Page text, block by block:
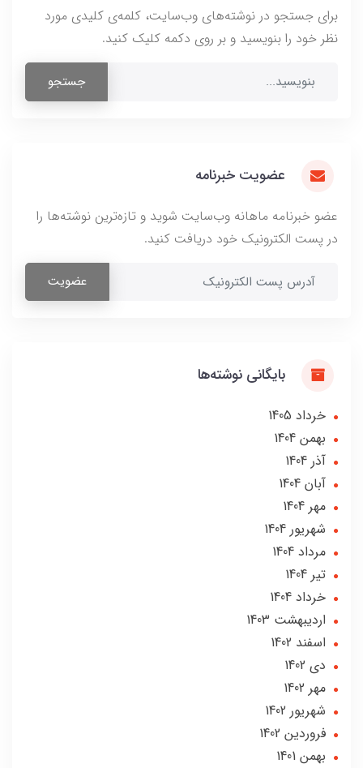
برای جستجو در نوشته‌های وب‌سایت، کلمه‌ی کلیدی مورد
نظر خود را بنویسید و بر روی دکمه کلیک کنید.
جستجو
عضویت خبرنامه
عضو خبرنامه ماهانه وب‌سایت شوید و تازه‌ترین نوشته‌ها را
در پست الکترونیک خود دریافت کنید.
عضویت
بایگانی نوشته‌ها
خرداد 1405
بهمن 1404
آذر 1404
آبان 1404
مهر 1404
شهریور 1404
مرداد 1404
تير 1404
خرداد 1404
ارديبهشت 1403
اسفند 1402
دی 1402
مهر 1402
شهریور 1402
فروردین 1402
بهمن 1401